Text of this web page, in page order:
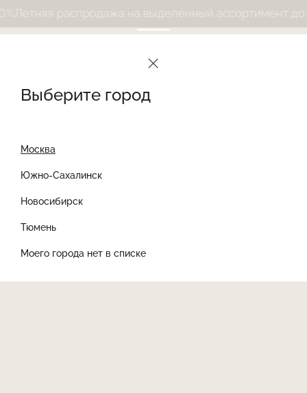
Выберите город
Москва
Южно-Сахалинск
Новосибирск
Тюмень
Моего города нет в списке
распродажа на выделенный ассортимент до